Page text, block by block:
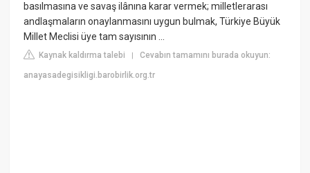
basılmasına ve savaş ilânına karar vermek; milletlerarası
andlaşmaların onaylanmasını uygun bulmak, Türkiye Büyük
Millet Meclisi üye tam sayısının ...
Kaynak kaldırma talebi |Cevabın tamamını burada okuyun:
anayasadegisikligi.barobirlik.org.tr